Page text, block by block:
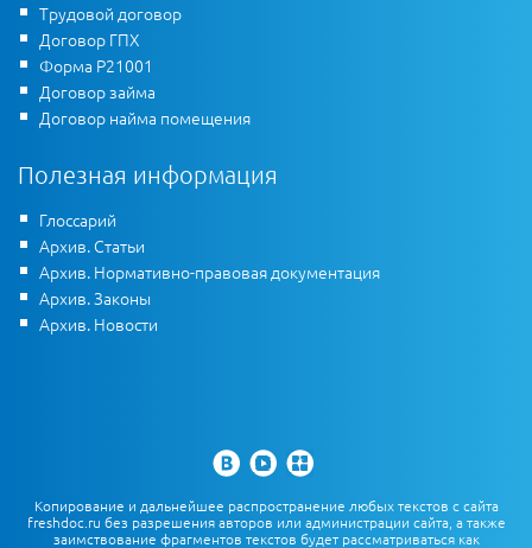
Трудовой договор
Договор ГПХ
Форма Р21001
Договор займа
Договор найма помещения
Полезная информация
Глоссарий
Архив. Статьи
Архив. Нормативно-правовая документация
Архив. Законы
Архив. Новости
Копирование и дальнейшее распространение любых текстов с сайта
freshdoc.ru без разрешения авторов или администрации сайта, а также
заимствование фрагментов текстов будет рассматриваться как